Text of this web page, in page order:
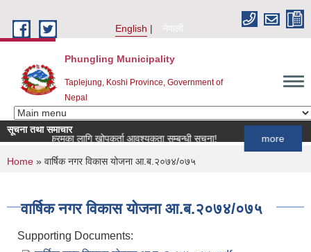
English
नेपाली
Phungling Municipality
Taplejung, Koshi Province, Government of
Nepal
सूचना तथा समाचार
कार्यक्रमका लागि खोपकर्ता आवश्यकता सम्बन्धी सूचना!
You are here
Home » वार्षिक नगर विकास योजना आ.ब.२०७४/०७५
वार्षिक नगर विकास योजना आ.ब.२०७४/०७५
Supporting Documents: